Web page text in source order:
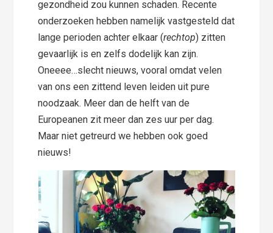
gezondheid zou kunnen schaden. Recente
onderzoeken hebben namelijk vastgesteld dat
lange perioden achter elkaar (rechtop) zitten
gevaarlijk is en zelfs dodelijk kan zijn.
Oneeee…slecht nieuws, vooral omdat velen
van ons een zittend leven leiden uit pure
noodzaak. Meer dan de helft van de
Europeanen zit meer dan zes uur per dag.
Maar niet getreurd we hebben ook goed
nieuws!